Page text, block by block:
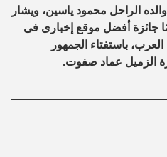
الراحل محمود ياسين، ويشار
جائزة أفضل موقع إخبارى فى
باستفتاء الجمهور
الزميل عماد صفوت.